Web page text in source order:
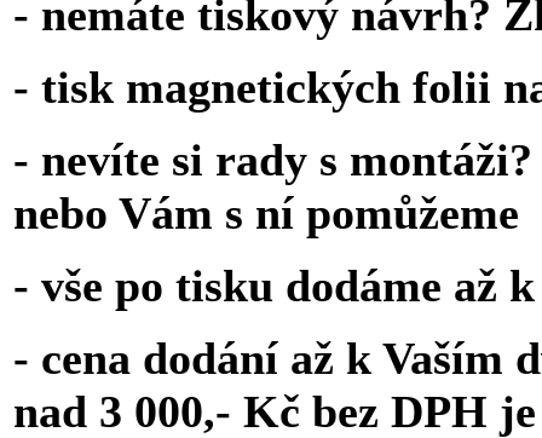
- nemáte tiskový návrh?
- tisk magnetických folii
- nevíte si rady s
nebo Vám s ní pomůžeme
- vše po tisku dodáme až
- cena dodání až k
nad 3 000,- Kč bez DPH